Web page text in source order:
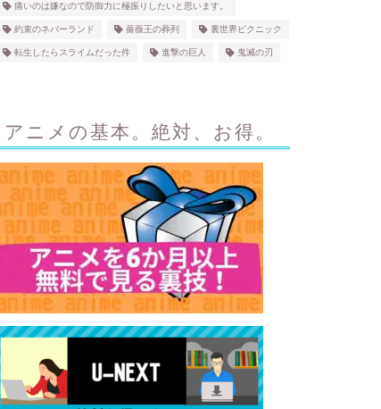
痛いのは嫌なので防御力に極振りしたいと思います。
約束のネバーランド 薔薇王の葬列 裏世界ピクニック
転生したらスライムだった件 進撃の巨人 鬼滅の刃
アニメの基本。絶対、お得。